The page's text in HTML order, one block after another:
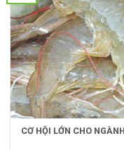
CƠ HỘI LỚN CHO